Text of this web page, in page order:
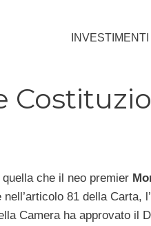
INVESTIMENTI
che il neo premier
nell’articolo 81 della Carta,
Camera ha approvato il